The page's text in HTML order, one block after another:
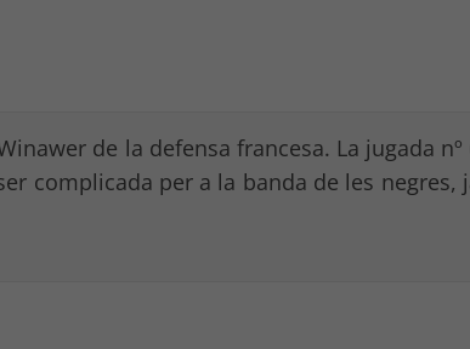
de la defensa francesa. La jugada
complicada per a la banda de les negres,